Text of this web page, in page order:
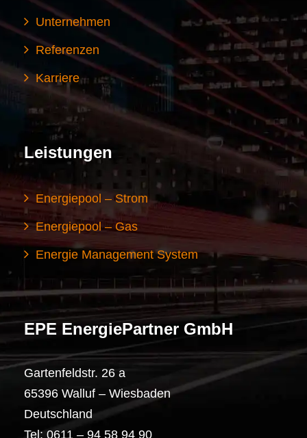
Unternehmen
Referenzen
Karriere
Leistungen
Energiepool – Strom
Energiepool – Gas
Energie Management System
EPE EnergiePartner GmbH
Gartenfeldstr. 26 a
65396 Walluf – Wiesbaden
Deutschland
Tel: 0611 – 94 58 94 90